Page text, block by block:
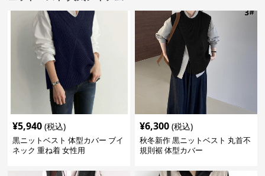
¥5,940 (税込)
黒ニットベスト 体型カバー ブイ
ネック 重ね着 女性用
¥6,300 (税込)
秋冬新作 黒ニットベスト 丸首不
規則裾 体型カバー